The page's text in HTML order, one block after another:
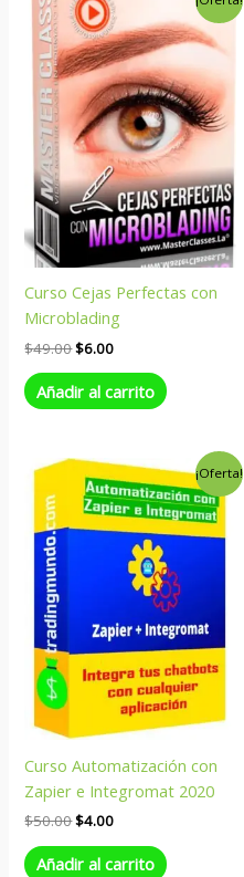
Curso Cejas Perfectas con
Microblading
$49.00
precio
original
era:
$49.00.
$6.00
precio
actual
es:
$6.00.
Añadir al carrito
¡Oferta!
Curso Automatización con
Zapier e Integromat 2020
$50.00
El
precio
original
era:
$50.00.
$4.00
El
precio
actual
es:
$4.00.
Añadir al carrito